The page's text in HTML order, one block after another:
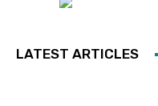
LATEST ARTICLES